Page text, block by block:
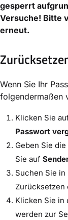
gesperrt
Versuche! Bitte
erneut.
Wenn Sie Ihr
folgendermaßen
Klicken Sie
Passwort
Geben Sie
Sie auf
Suchen Sie
Zurücksetzen
Klicken Sie in
werden zur